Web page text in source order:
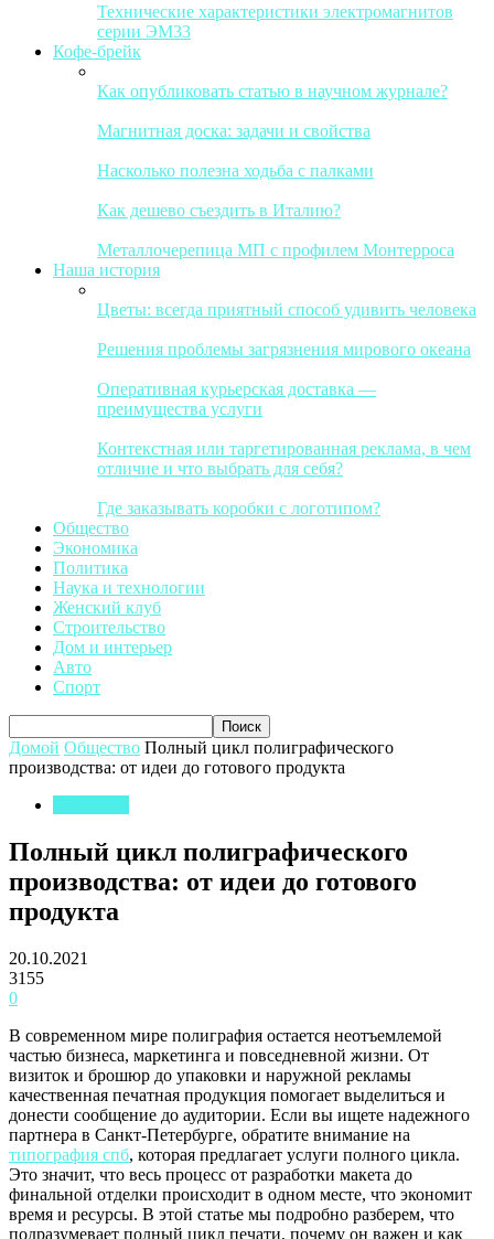
Технические характеристики электромагнитов
серии ЭМ33
Кофе-брейк
Как опубликовать статью в научном журнале?
Магнитная доска: задачи и свойства
Насколько полезна ходьба с палками
Как дешево съездить в Италию?
Металлочерепица МП с профилем Монтерроса
Наша история
Цветы: всегда приятный способ удивить человека
Решения проблемы загрязнения мирового океана
Оперативная курьерская доставка —
преимущества услуги
Контекстная или таргетированная реклама, в чем
отличие и что выбрать для себя?
Где заказывать коробки с логотипом?
Общество
Экономика
Политика
Наука и технологии
Женский клуб
Строительство
Дом и интерьер
Авто
Спорт
Домой Общество Полный цикл полиграфического
производства: от идеи до готового продукта
Полный цикл полиграфического
производства: от идеи до готового
продукта
20.10.2021
3155
0
В современном мире полиграфия остается неотъемлемой
частью бизнеса, маркетинга и повседневной жизни. От
визиток и брошюр до упаковки и наружной рекламы
качественная печатная продукция помогает выделиться и
донести сообщение до аудитории. Если вы ищете надежного
партнера в Санкт-Петербурге, обратите внимание на
типография спб, которая предлагает услуги полного цикла.
Это значит, что весь процесс от разработки макета до
финальной отделки происходит в одном месте, что экономит
время и ресурсы. В этой статье мы подробно разберем, что
подразумевает полный цикл печати, почему он важен и как